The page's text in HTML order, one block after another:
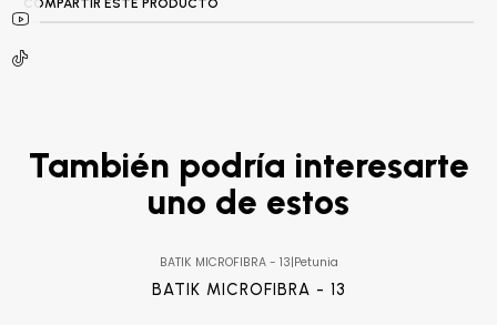
También podría interesarte
uno de estos
BATIK MICROFIBRA - 13|Petunia
BATIK MICROFIBRA - 13